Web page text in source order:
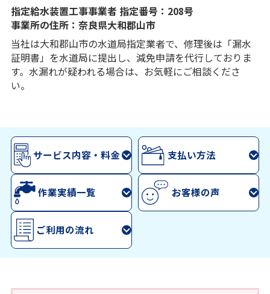
指定給水装置工事事業者 指定番号：208号
事業所の住所：奈良県大和郡山市
当社は大和郡山市の水道局指定業者で、修理後は「漏水
証明書」を水道局に提出し、減免申請を代行しておりま
す。水漏れが疑われる場合は、お気軽にご相談くださ
い。
サービス内容・料金 支払い方法
作業実績一覧 お客様の声
ご利用の流れ